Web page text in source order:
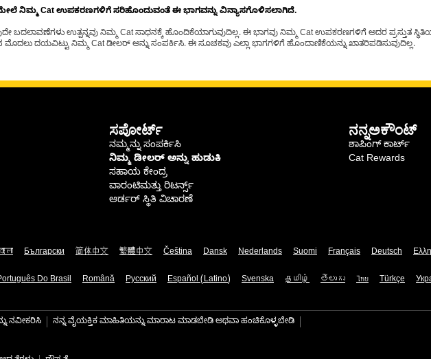
ನಿಮ್ಮ Cat ಉಪಕರಣಗಳಿಗೆ ಸರಿಹೊಂದುವಂತೆ ಈ ಭಾಗವನ್ನು ವಿನ್ಯಾಸಗೊಳಿಸಲಾಗಿದೆ.
ಬದಲಾವಣೆಗಳು ಉತ್ಪನ್ನವು ನಿಮ್ಮ Cat ಸಾಧನಕ್ಕೆ ಹೊಂದಿಕೆಯಾಗುವುದಿಲ್ಲ. ಈ ಭಾಗವು ನಿಮ್ಮ Cat ಉಪಕರಣಗಳಿಗೆ ಅದರ ಪ್ರಸ್ತುತ
ದಯವಿಟ್ಟು ನಿಮ್ಮ Cat ಡೀಲರ್ ಅನ್ನು ಸಂಪರ್ಕಿಸಿ. ಈ ಸೂಚಕವು ಎಲ್ಲಾ ಭಾಗಗಳಿಗೆ ಹೊಂದಾಣಿಕೆಯನ್ನು ಖಾತರಿಪಡಿಸುವುದಿಲ್ಲ.
ಸಪೋರ್ಟ್
ನಮ್ಮನ್ನು ಸಂಪರ್ಕಿಸಿ
ನಿಮ್ಮ ಡೀಲರ್ ಅನ್ನು ಹುಡುಕಿ
ಸಹಾಯ ಕೇಂದ್ರ
ವಾರಂಟಿಮತ್ತು ರಿಟರ್ನ್ಸ್
ಆರ್ಡರ್ ಸ್ಥಿತಿ ವಿಚಾರಣೆ
ನನ್ನಅಕೌಂಟ್
ಶಾಪಿಂಗ್ ಕಾರ್ಟ್
Cat Rewards
Български 简体中文 繁體中文 Čeština Dansk Nederlands Suomi Français Deutsch
Do Brasil Română Русский Español (Latino) Svenska தமிழ் తెలుగు ไทย Türkçe
ನವೀಕರಿಸಿ ನನ್ನ ವೈಯಕ್ತಿಕ ಮಾಹಿತಿಯನ್ನು ಮಾರಾಟ ಮಾಡಬೇಡಿ ಅಥವಾ ಹಂಚಿಕೊಳ್ಳಬೇಡಿ